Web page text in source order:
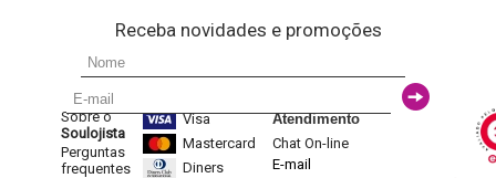
Receba novidades e promoções
Sobre o
Soulojista
Perguntas
frequentes
Visa
Mastercard
Diners
Atendimento
Chat On-line
E-mail